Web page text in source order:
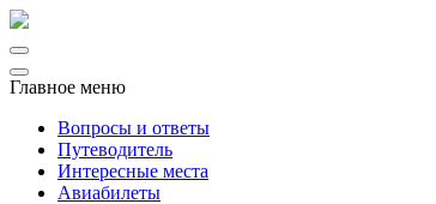
Главное меню
Вопросы и ответы
Путеводитель
Интересные места
Авиабилеты